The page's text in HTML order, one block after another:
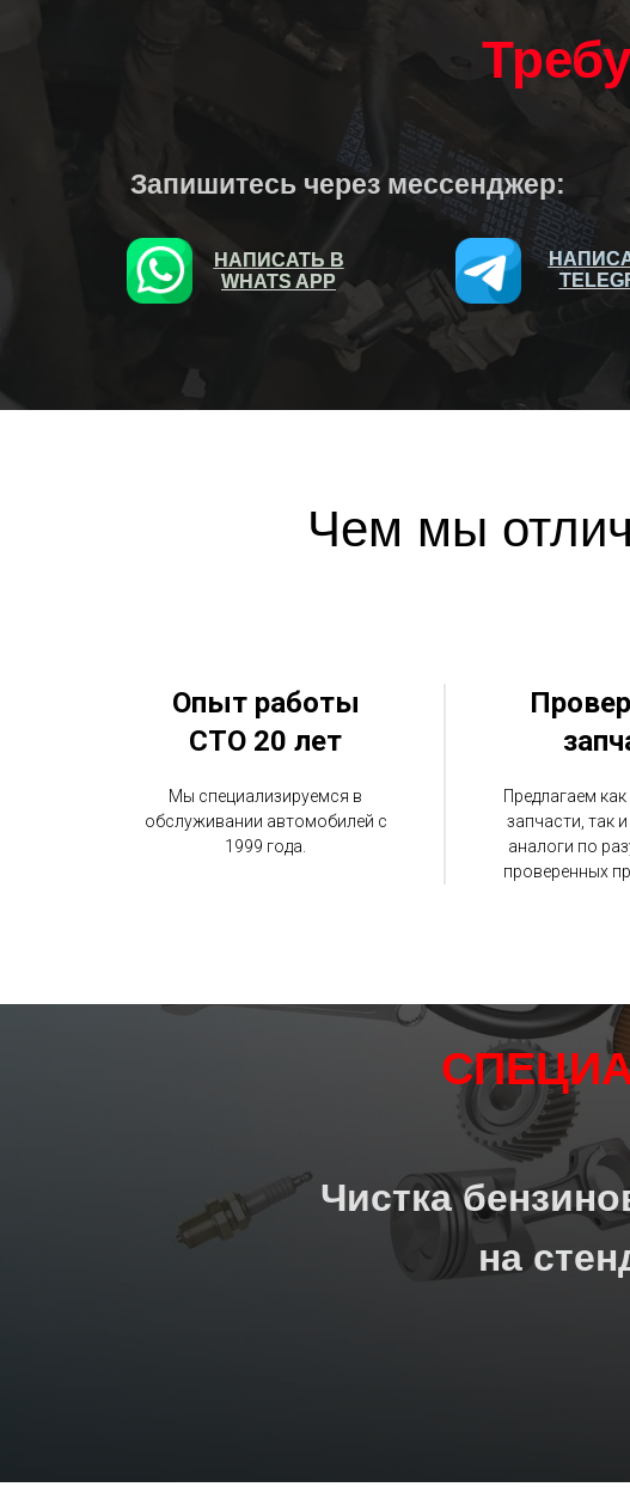
Запишитесь через мессенджер:
НАПИСАТЬ В
WHATS APP
НАПИСАТЬ В
WHATS APP
Чем мы
Опыт работы
СТО 20 лет
Мы специализируемся в
обслуживании автомобилей с
1999 года.
Предлагаем
запчасти, так
аналоги по
проверенных
Чистка
на